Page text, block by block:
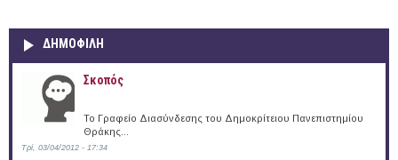
ΔΗΜΟΦΙΛΗ
Σκοπός
Το Γραφείο Διασύνδεσης του Δημοκρίτειου Πανεπιστημίου
Θράκης...
Τρί, 03/04/2012 - 17:34